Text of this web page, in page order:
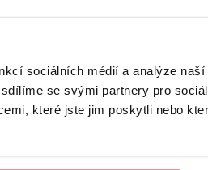
sociálních médií a analýze
se svými partnery pro
které jste jim poskytli nebo
-
Felix Sensations
v želé Box - 24x